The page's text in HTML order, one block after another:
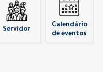
Servidor
Calendário
de eventos